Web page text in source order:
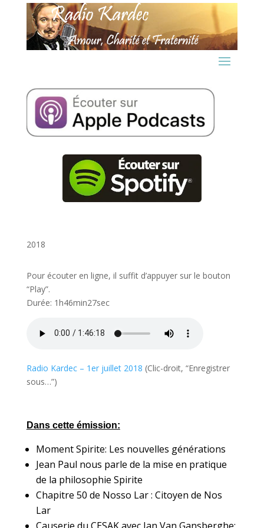
2018
Pour écouter en ligne, il suffit d’appuyer sur le bouton
“Play”.
Durée: 1h46min27sec
Radio Kardec – 1er juillet 2018 (Clic-droit, “Enregistrer
sous…”)
Dans cette émission:
Moment Spirite: Les nouvelles générations
Jean Paul nous parle de la mise en pratique
de la philosophie Spirite
Chapitre 50 de Nosso Lar : Citoyen de Nos
Lar